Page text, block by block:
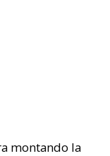
montando la